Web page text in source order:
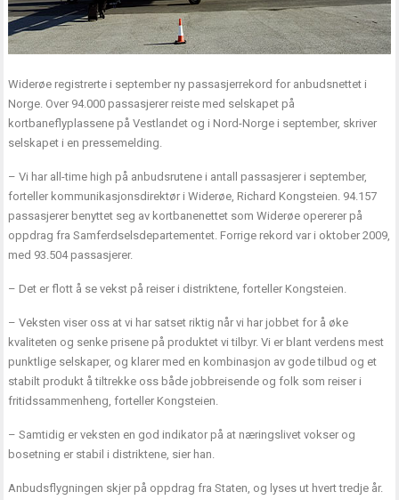
Widerøe registrerte i september ny passasjerrekord for anbudsnettet i
Norge. Over 94.000 passasjerer reiste med selskapet på
kortbaneflyplassene på Vestlandet og i Nord-Norge i september, skriver
selskapet i en pressemelding.
– Vi har all-time high på anbudsrutene i antall passasjerer i september,
forteller kommunikasjonsdirektør i Widerøe, Richard Kongsteien. 94.157
passasjerer benyttet seg av kortbanenettet som Widerøe opererer på
oppdrag fra Samferdselsdepartementet. Forrige rekord var i oktober 2009,
med 93.504 passasjerer.
– Det er flott å se vekst på reiser i distriktene, forteller Kongsteien.
– Veksten viser oss at vi har satset riktig når vi har jobbet for å øke
kvaliteten og senke prisene på produktet vi tilbyr. Vi er blant verdens mest
punktlige selskaper, og klarer med en kombinasjon av gode tilbud og et
stabilt produkt å tiltrekke oss både jobbreisende og folk som reiser i
fritidssammenheng, forteller Kongsteien.
– Samtidig er veksten en god indikator på at næringslivet vokser og
bosetning er stabil i distriktene, sier han.
Anbudsflygningen skjer på oppdrag fra Staten, og lyses ut hvert tredje år.